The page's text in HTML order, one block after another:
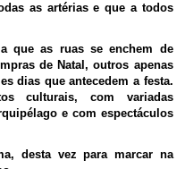
as artérias e que a todos
que as ruas se enchem de
de Natal, outros apenas
dias que antecedem a festa.
culturais, com variadas
e com espectáculos
desta vez para marcar na